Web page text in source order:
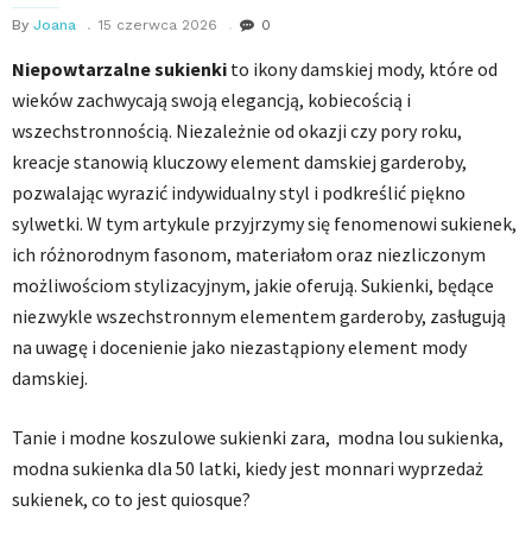
By Joana 15 czerwca 2026 0
Niepowtarzalne sukienki to ikony damskiej mody, które od
wieków zachwycają swoją elegancją, kobiecością i
wszechstronnością. Niezależnie od okazji czy pory roku,
kreacje stanowią kluczowy element damskiej garderoby,
pozwalając wyrazić indywidualny styl i podkreślić piękno
sylwetki. W tym artykule przyjrzymy się fenomenowi sukienek,
ich różnorodnym fasonom, materiałom oraz niezliczonym
możliwościom stylizacyjnym, jakie oferują. Sukienki, będące
niezwykle wszechstronnym elementem garderoby, zasługują
na uwagę i docenienie jako niezastąpiony element mody
damskiej.
Tanie i modne koszulowe sukienki zara, modna lou sukienka,
modna sukienka dla 50 latki, kiedy jest monnari wyprzedaż
sukienek, co to jest quiosque?